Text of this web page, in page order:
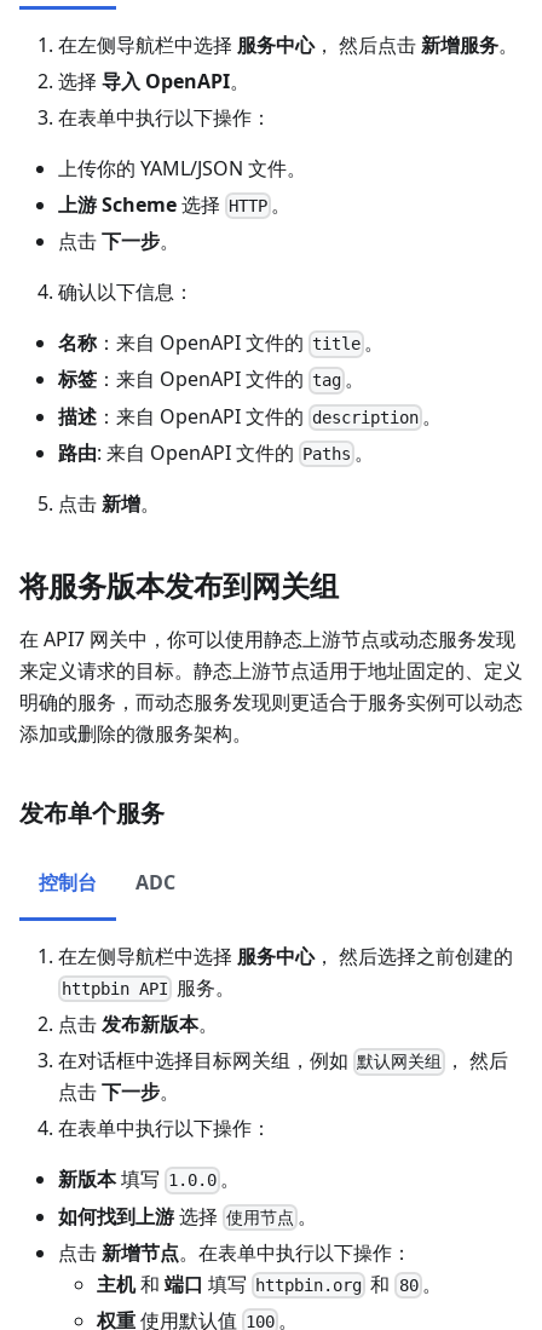
在左侧导航栏中选择 服务中心， 然后点击新增服务。
选择 导入 OpenAPI。
在表单中执行以下操作：
上传你的 YAML/JSON 文件。
上游 Scheme选择 HTTP 。
点击下一步。
确认以下信息：
名称：来自 OpenAPI 文件的 title 。
标签 ：来自 OpenAPI 文件的 tag 。
描述 ：来自 OpenAPI 文件的 description 。
路由: 来自 OpenAPI 文件的 Paths 。
点击新增。
将服务版本发布到网关组
在 API7 网关中，你可以使用静态上游节点或动态服务发现
来定义请求的目标。静态上游节点适用于地址固定的、定义
明确的服务，而动态服务发现则更适合于服务实例可以动态
添加或删除的微服务架构。
发布单个服务
控制台 ADC
在左侧导航栏中选择 服务中心， 然后选择之前创建的
httpbin API 服务。
点击发布新版本。
在对话框中选择目标网关组，例如 默认网关组
， 然后
点击下一步。
在表单中执行以下操作：
新版本填写 1.0.0 。
如何找到上游选择 使用节点 。
点击新增节点。在表单中执行以下操作：
主机和 端口 填写 httpbin.org 和 80。
权重使用默认值 100 。